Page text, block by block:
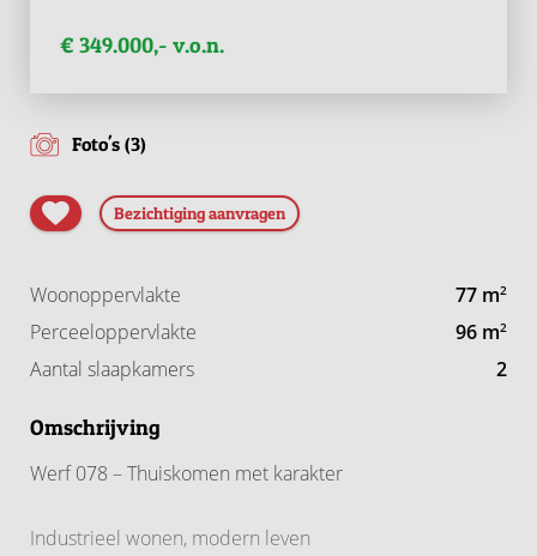
€ 349.000,- v.o.n.
Foto's (3)
Bezichtiging aanvragen
Woonoppervlakte 77 m2
Perceeloppervlakte 96 m2
Aantal slaapkamers 2
Omschrijving
Werf 078 – Thuiskomen met karakter
Industrieel wonen, modern leven